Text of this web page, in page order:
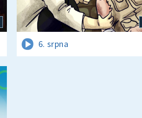
6. srpna